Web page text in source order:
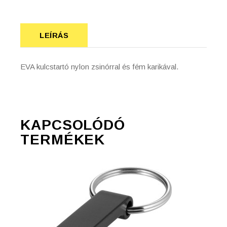
LEÍRÁS
EVA kulcstartó nylon zsinórral és fém karikával.
KAPCSOLÓDÓ
TERMÉKEK